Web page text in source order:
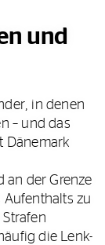
und
in denen
– und das
Dänemark
an der Grenze
Aufenthalts zu
die Lenk-